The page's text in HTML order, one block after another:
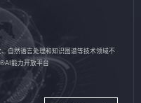
自然语言处理和知识图谱等技术领域不
能力开放平台